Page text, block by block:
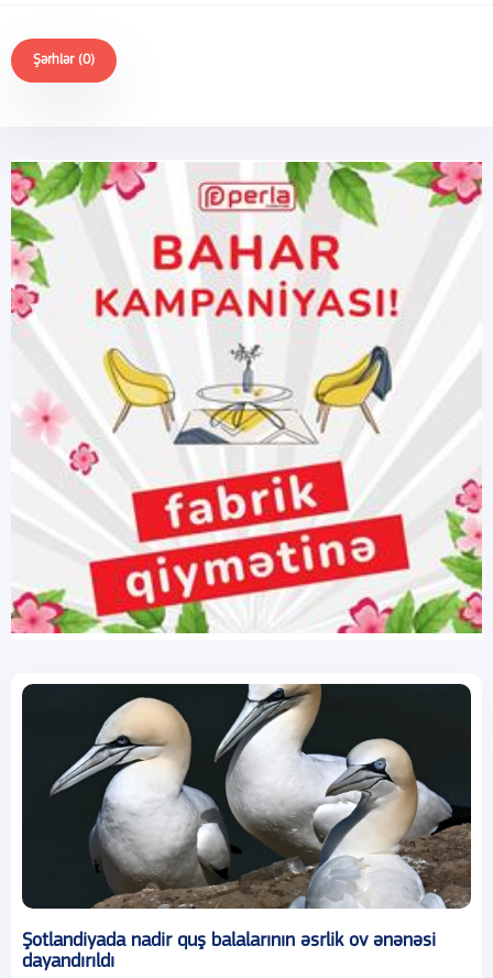
Şərhlər (0)
Şotlandiyada nadir quş balalarının əsrlik ov ənənəsi
dayandırıldı